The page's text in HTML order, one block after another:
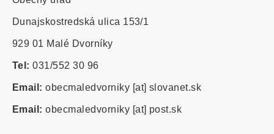
Dunajskostredská ulica 153/1
929 01 Malé Dvorníky
Tel: 031/552 30 96
Email: obecmaledvorniky [at] slovanet.sk
Email: obecmaledvorniky [at] post.sk